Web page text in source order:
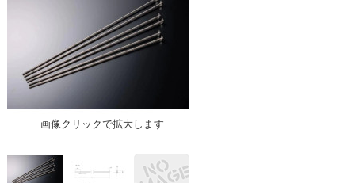
画像クリックで拡大します